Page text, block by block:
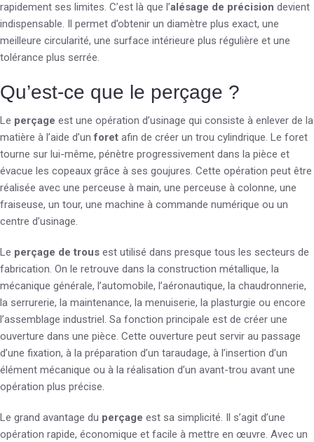
rapidement ses limites. C’est là que l’alésage de précision devient
indispensable. Il permet d’obtenir un diamètre plus exact, une
meilleure circularité, une surface intérieure plus régulière et une
tolérance plus serrée.
Qu’est-ce que le perçage ?
Le perçage est une opération d’usinage qui consiste à enlever de la
matière à l’aide d’unforet afin de créer un trou cylindrique. Le foret
tourne sur lui-même, pénètre progressivement dans la pièce et
évacue les copeaux grâce à ses goujures. Cette opération peut être
réalisée avec une perceuse à main, une perceuse à colonne, une
fraiseuse, un tour, une machine à commande numérique ou un
centre d’usinage.
Le perçage de trous est utilisé dans presque tous les secteurs de
fabrication. On le retrouve dans la construction métallique, la
mécanique générale, l’automobile, l’aéronautique, la chaudronnerie,
la serrurerie, la maintenance, la menuiserie, la plasturgie ou encore
l’assemblage industriel. Sa fonction principale est de créer une
ouverture dans une pièce. Cette ouverture peut servir au passage
d’une fixation, à la préparation d’un taraudage, à l’insertion d’un
élément mécanique ou à la réalisation d’un avant-trou avant une
opération plus précise.
Le grand avantage du perçage est sa simplicité. Il s’agit d’une
opération rapide, économique et facile à mettre en œuvre. Avec un